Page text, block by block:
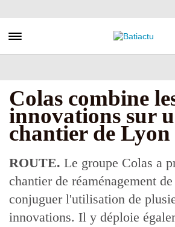
au
principal
Toggle navigation
Colas combine
innovations sur
chantier de Lyon
ROUTE. Le groupe Colas a
chantier de réaménagement
conjuguer l'utilisation de
innovations. Il y déploie